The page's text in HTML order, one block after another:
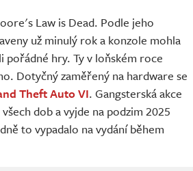
Law is Dead. Podle jeho
už minulý rok a konzole mohla
pořádné hry. Ty v loňském roce
Dotyčný zaměřený na hardware se
Theft Auto VI. Gangsterská akce
dob a vyjde na podzim 2025
to vypadalo na vydání během